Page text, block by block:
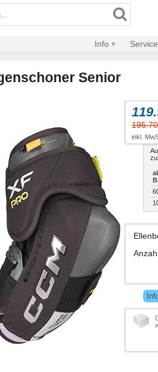
Info Service
Senior
inkl.